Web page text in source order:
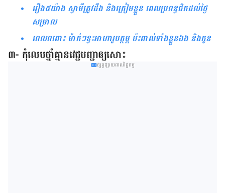
រឿង៥យ៉ាង ស្វាមីត្រូវដឹង និងត្រៀមខ្លួន ពេលប្រពន្ធជិតដល់ថ្ងៃ
សម្រាល
ពេលពពោះ ម៉ាក់ៗខ្វះអាហារូបត្ថម្ភ ប៉ះពាល់ទាំងខ្លួនឯង និងកូន
៣- កុំ​លេប​ថ្នាំ​គ្មាន​វេជ្ជបញ្ជា​​ឲ្យ​សោះ
ផ្សព្វផ្សាយពាណិជ្ជកម្ម